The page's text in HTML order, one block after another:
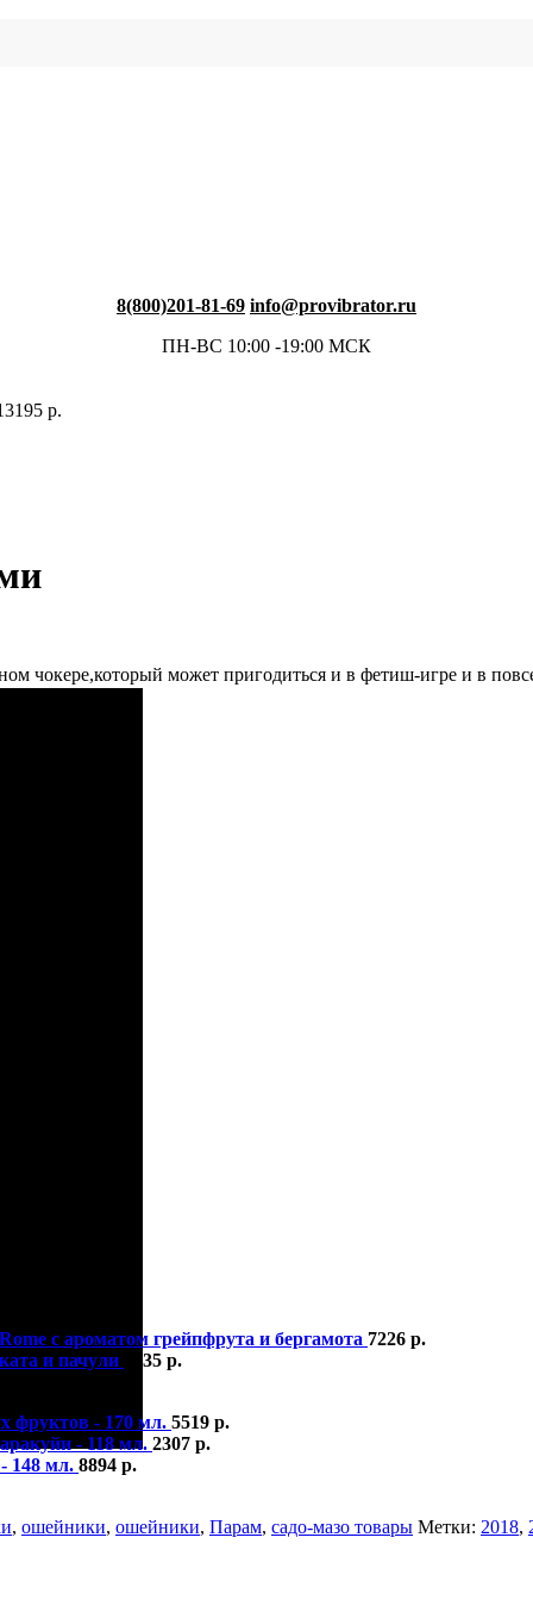
8(800)201-81-69 info@provibrator.ru
ПН-ВС 10:00 -19:00 МСК
р.
чокере,который может пригодиться и в фетиш-игре и в
с ароматом грейпфрута и бергамота 7226 р.
и пачули
6635 р.
фруктов - 170 мл. 5519 р.
- 118 мл. 2307 р.
148 мл. 8894 р.
, ошейники, ошейники, Парам, садо-мазо товары Метки: 2018,